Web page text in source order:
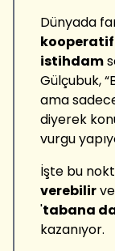
Dünyada
kooperatif
istihdam
Gülçubuk,
ama
diyerek
vurgu
İşte bu
verebilirve
'tabana
kazanıyor.